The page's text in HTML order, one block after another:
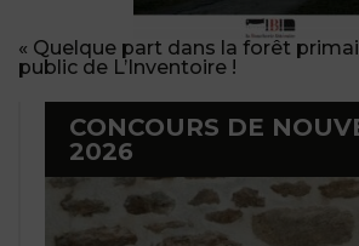
« Quelque part dans la forêt
public de L’Inventoire !
CONCOURS DE
2026